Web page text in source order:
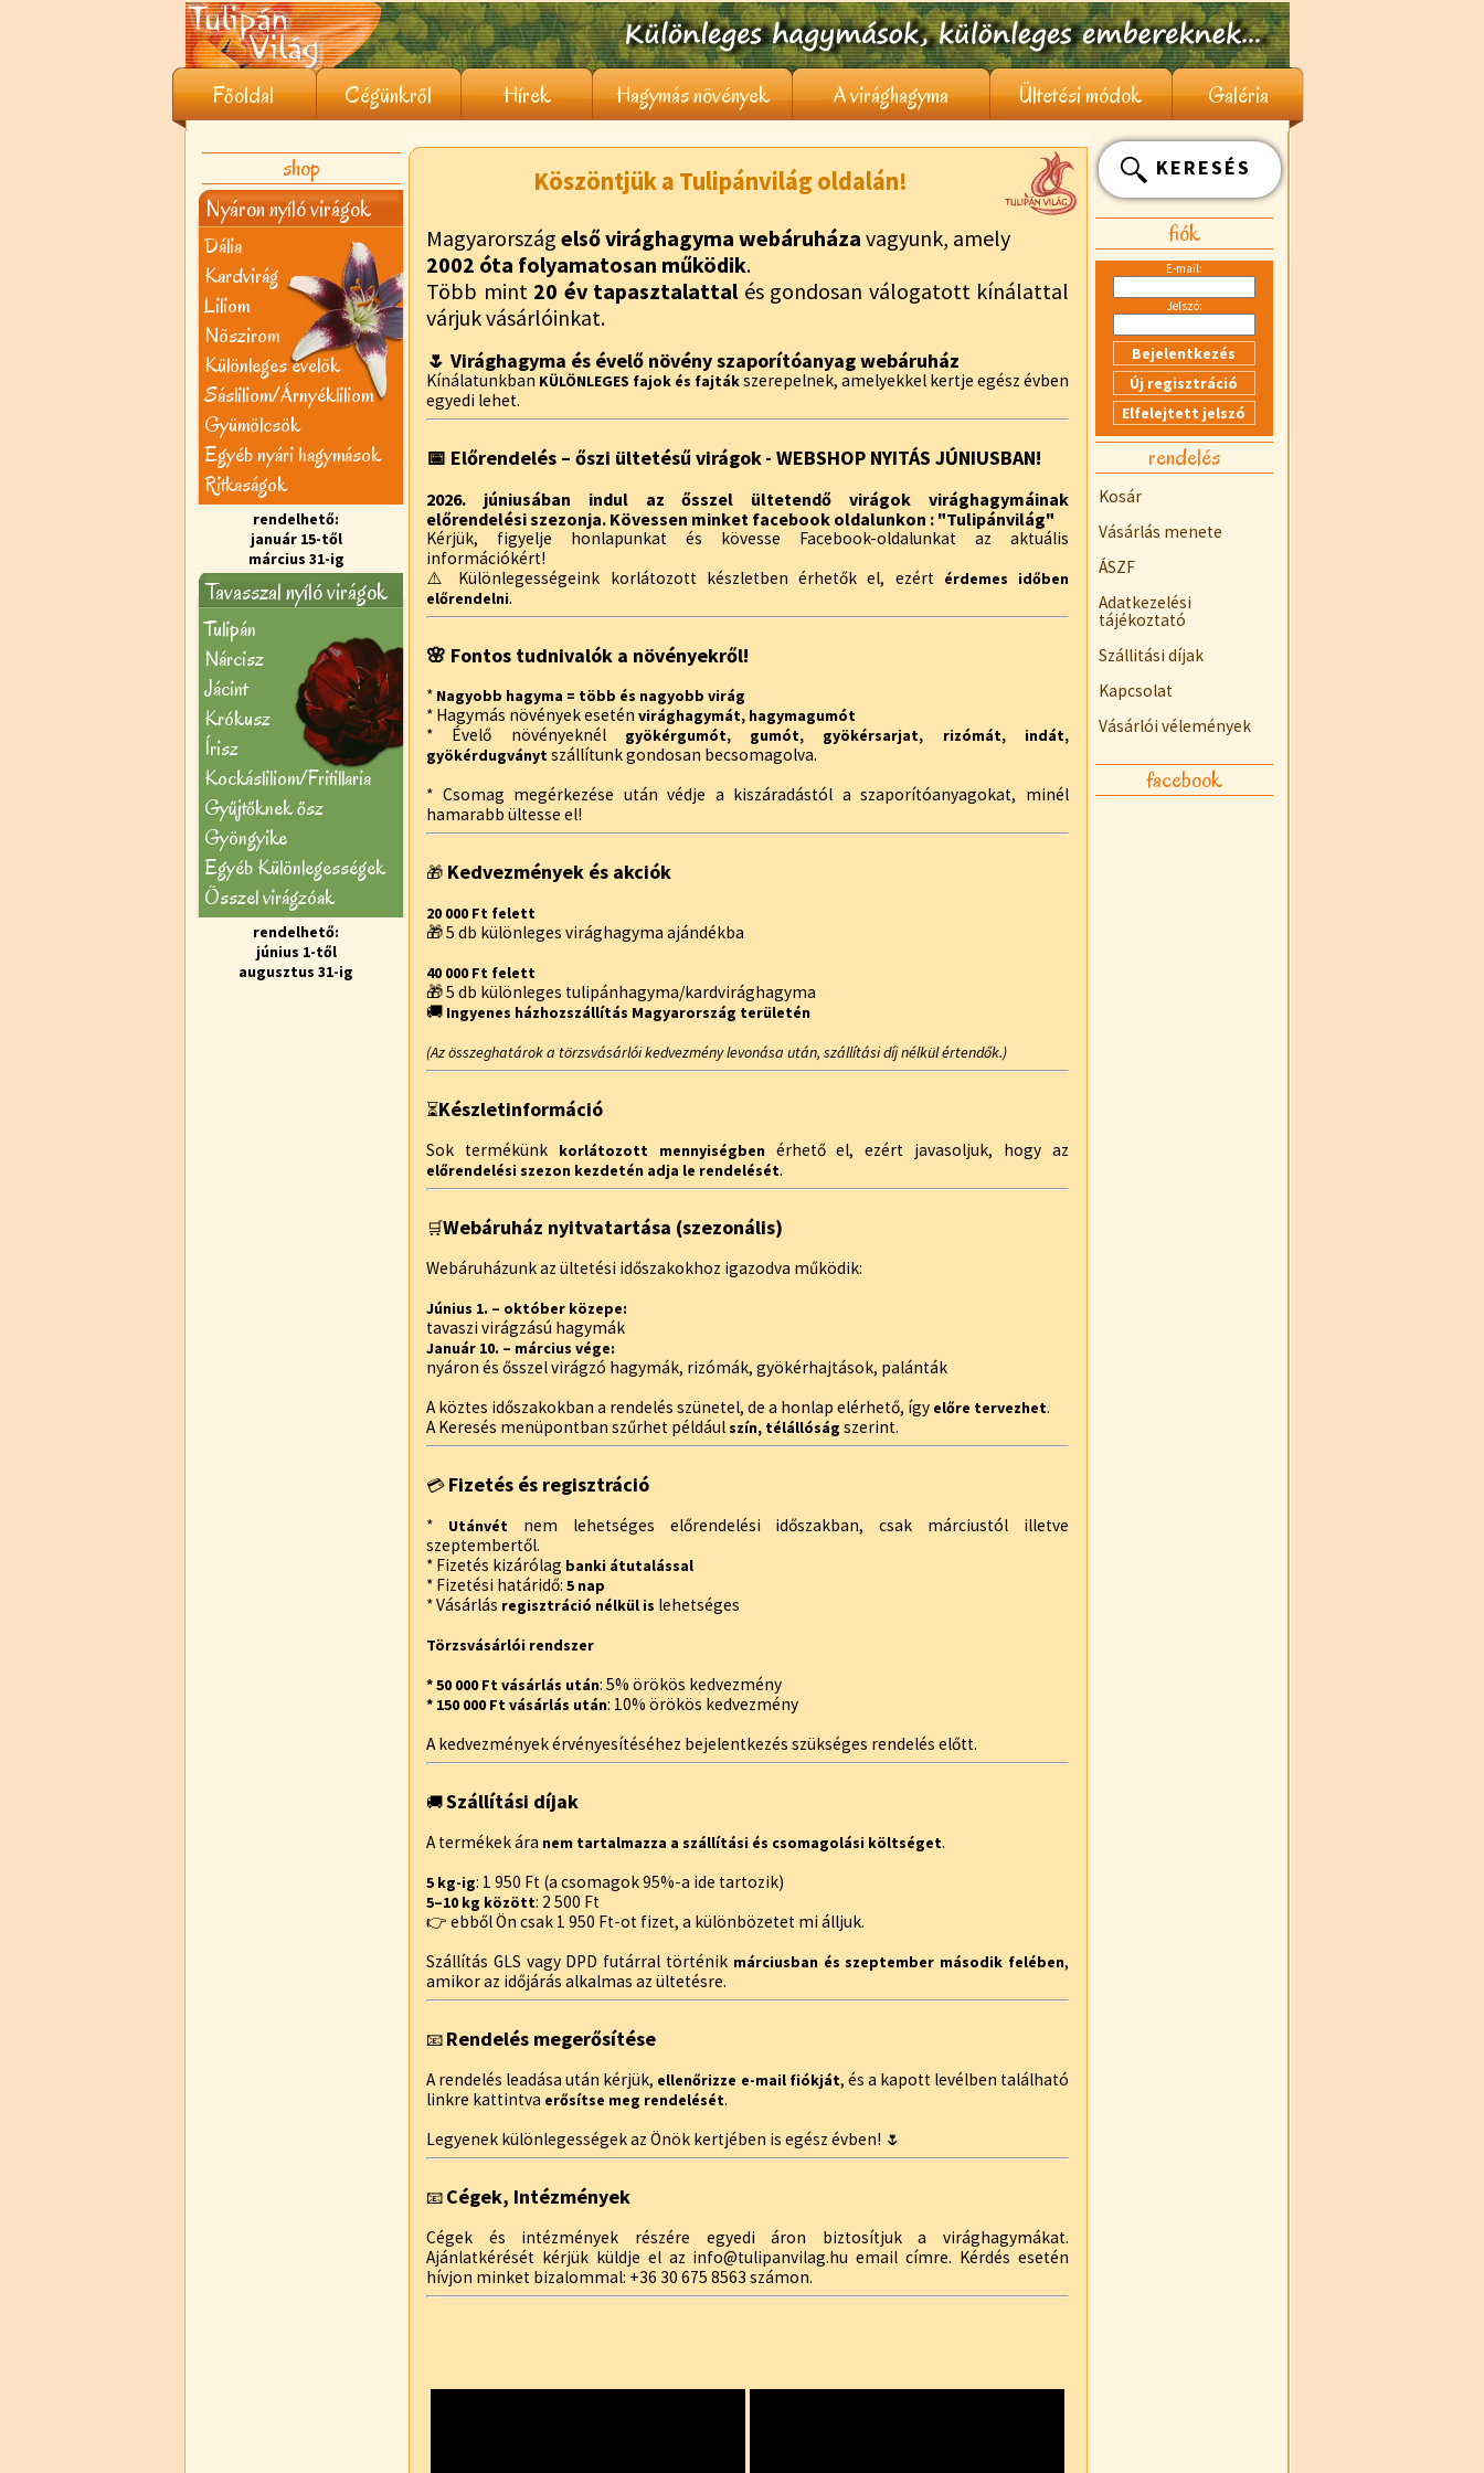
Főoldal Cégünkről Hírek Hagymás növények A virághagyma Ültetési módok Galéria
shop
Nyáron nyíló virágok
Dália
Kardvirág
Liliom
Nõszirom
Különleges évelõk
Sásliliom/Árnyékliliom
Gyümölcsök
Egyéb nyári hagymások
Ritkaságok
rendelhető:
január 15-től
március 31-ig
Tavasszal nyíló virágok
Tulipán
Nárcisz
Jácint
Krókusz
Írisz
Kockásliliom/Fritillaria
Gyűjtőknek ősz
Gyöngyike
Egyéb Különlegességek
Õsszel virágzóak
rendelhető:
június 1-től
augusztus 31-ig
Köszöntjük a Tulipánvilág oldalán!
Magyarország első virághagyma webáruháza vagyunk, amely
2002 óta folyamatosan működik.
Több mint 20 év tapasztalattalés gondosan válogatott kínálattal
várjuk vásárlóinkat.
🌷 Virághagyma és évelő növény szaporítóanyag webáruház
Kínálatunkban KÜLÖNLEGES fajok és fajtákszerepelnek, amelyekkel kertje egész évben
egyedi lehet.
📅 Előrendelés – őszi ültetésű virágok- WEBSHOP NYITÁS JÚNIUSBAN!
2026. júniusában indul az ősszel ültetendő virágok virághagymáinak
előrendelési szezonja. Kövessen minket facebook oldalunkon : "Tulipánvilág"
Kérjük, figyelje honlapunkat és kövesse Facebook-oldalunkat az aktuális
információkért!
⚠️ Különlegességeink korlátozott készletben érhetők el, ezért érdemes időben
előrendelni.
🌸 Fontos tudnivalók a növényekről!
* Nagyobb hagyma = több és nagyobb virág
* Hagymás növények esetén virághagymát, hagymagumót
* Évelő növényeknél gyökérgumót, gumót, gyökérsarjat, rizómát, indát,
gyökérdugványtszállítunk gondosan becsomagolva.
* Csomag megérkezése után védje a kiszáradástól a szaporítóanyagokat, minél
hamarabb ültesse el!
🎁 Kedvezmények és akciók
20 000 Ft felett
🎁 5 db különleges virághagyma ajándékba
40 000 Ft felett
🎁 5 db különleges tulipánhagyma/kardvirághagyma
🚚 Ingyenes házhozszállítás Magyarország területén
(Az összeghatárok a törzsvásárlói kedvezmény levonása után, szállítási díj nélkül értendők.)
⏳Készletinformáció
Sok termékünk korlátozott mennyiségbenérhető el, ezért javasoljuk, hogy az
előrendelési szezon kezdetén adja le rendelését.
🛒Webáruház nyitvatartása (szezonális)
Webáruházunk az ültetési időszakokhoz igazodva működik:
Június 1. – október közepe:
tavaszi virágzású hagymák
Január 10. – március vége:
nyáron és ősszel virágzó hagymák, rizómák, gyökérhajtások, palánták
A köztes időszakokban a rendelés szünetel, de a honlap elérhető, így előre tervezhet.
A Keresés menüpontban szűrhet példáulszín, télállóság szerint.
💳 Fizetés és regisztráció
* Utánvétnem lehetséges előrendelési időszakban, csak márciustól illetve
szeptembertől.
* Fizetés kizárólag banki átutalással
* Fizetési határidő: 5 nap
* Vásárlás regisztráció nélkül is lehetséges
Törzsvásárlói rendszer
* 50 000 Ft vásárlás után: 5% örökös kedvezmény
* 150 000 Ft vásárlás után: 10% örökös kedvezmény
A kedvezmények érvényesítéséhez bejelentkezés szükséges rendelés előtt.
🚚Szállítási díjak
A termékek ára nem tartalmazza a szállítási és csomagolási költséget.
5 kg-ig: 1 950 Ft (a csomagok 95%-a ide tartozik)
5–10 kg között: 2 500 Ft
👉 ebből Ön csak 1 950 Ft-ot fizet, a különbözetet mi álljuk.
Szállítás GLS vagy DPD futárral történik márciusban és szeptember második felében,
amikor az időjárás alkalmas az ültetésre.
📧 Rendelés megerősítése
A rendelés leadása után kérjük, ellenőrizze e-mail fiókját, és a kapott levélben található
linkre kattintva erősítse meg rendelését.
Legyenek különlegességek az Önök kertjében is egész évben! 🌷
📧 Cégek, Intézmények
Cégek és intézmények részére egyedi áron biztosítjuk a virághagymákat.
Ajánlatkérését kérjük küldje el az info@tulipanvilag.hu email címre. Kérdés esetén
hívjon minket bizalommal: +36 30 675 8563 számon.
KERESÉS
fiók
E-mail:
Jelszó:
rendelés
Kosár
Vásárlás menete
ÁSZF
Adatkezelési
tájékoztató
Szállitási díjak
Kapcsolat
Vásárlói vélemények
facebook